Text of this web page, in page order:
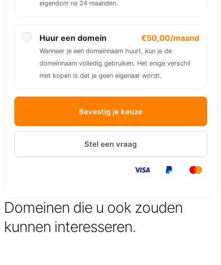
eigendom na 24 maanden.
Huur een domein €50,00/maand
Wanneer je een domeinnaam huurt, kun je de
domeinnaam volledig gebruiken. Het enige verschil
met kopen is dat je geen eigenaar wordt.
Bevestig je keuze
Stel een vraag
Domeinen die u ook zouden
kunnen interesseren.